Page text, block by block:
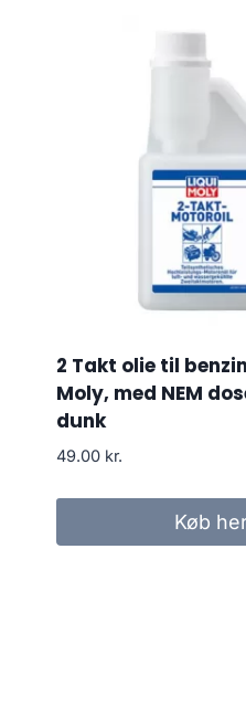
2 Takt olie til
Moly, med NEM
dunk
49.00 kr.
Køb